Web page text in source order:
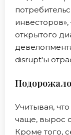
открытого
disrupt'ы
Учитывая,
чаще, вырос
Кроме того,